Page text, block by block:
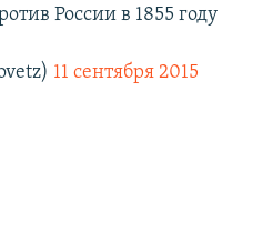
России в 1855 году
11 сентября 2015